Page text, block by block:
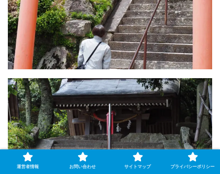
運営者情報 お問い合わせ サイトマップ プライバシーポリシー